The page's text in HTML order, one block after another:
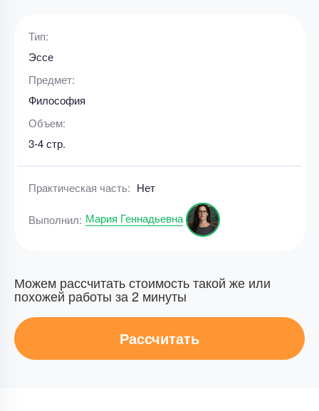
Тип:
Эссе
Предмет:
Философия
Объем:
3-4 стр.
Практическая часть: Нет
Выполнил: Мария Геннадьевна
Можем рассчитать стоимость такой же или
похожей работы за 2 минуты
Рассчитать